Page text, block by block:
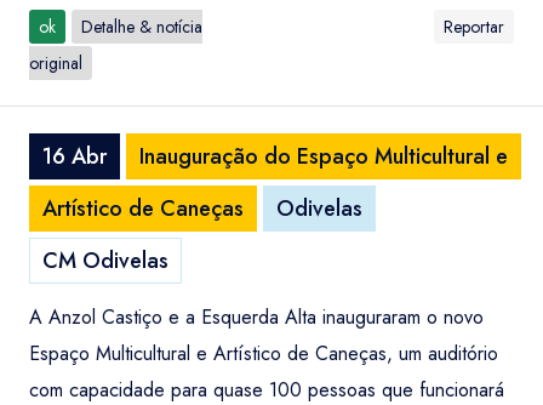
ok
Detalhe & notícia
original
Reportar
16 Abr
Inauguração do Espaço Multicultural e
Artístico de Caneças
Odivelas
CM Odivelas
A Anzol Castiço e a Esquerda Alta inauguraram o novo
Espaço Multicultural e Artístico de Caneças, um auditório
com capacidade para quase 100 pessoas que funcionará